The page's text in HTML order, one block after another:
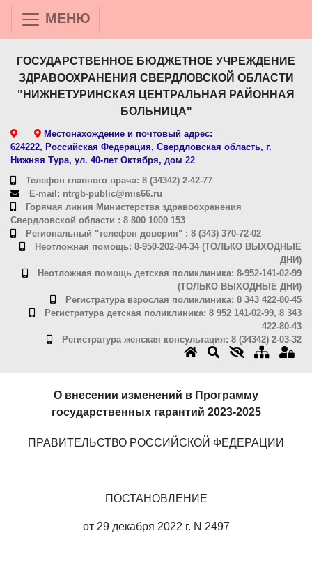
МЕНЮ
ГОСУДАРСТВЕННОЕ БЮДЖЕТНОЕ УЧРЕЖДЕНИЕ
ЗДРАВООХРАНЕНИЯ СВЕРДЛОВСКОЙ ОБЛАСТИ
"НИЖНЕТУРИНСКАЯ ЦЕНТРАЛЬНАЯ РАЙОННАЯ
БОЛЬНИЦА"
Местонахождение и почтовый адрес:
624222, Российская Федерация, Свердловская область, г.
Нижняя Тура, ул. 40-лет Октября, дом 22
Телефон главного врача: 8 (34342) 2-42-77
E-mail: ntrgb-public@mis66.ru
Горячая линия Министерства здравоохранения
Свердловской области : 8 800 1000 153
Региональный "телефон доверия" : 8 (343) 370-72-02
Неотложная помощь: 8-950-202-04-34 (ТОЛЬКО ВЫХОДНЫЕ
ДНИ)
Неотложная помощь детская поликлиника: 8-952-141-02-99
(ТОЛЬКО ВЫХОДНЫЕ ДНИ)
Регистратура взрослая поликлиника: 8 343 422-80-45
Регистратура детская поликлиника: 8 952 141-02-99, 8 343
422-80-43
Регистратура женская консультация: 8 (34342) 2-03-32
О внесении изменений в Программу
государственных гарантий 2023-2025
ПРАВИТЕЛЬСТВО РОССИЙСКОЙ ФЕДЕРАЦИИ
ПОСТАНОВЛЕНИЕ
от 29 декабря 2022 г. N 2497